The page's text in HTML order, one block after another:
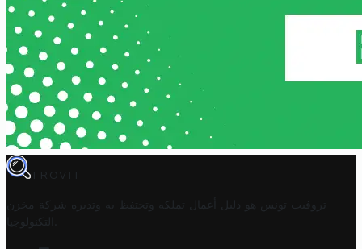
TROVIT
تروفيت تونس هو دليل أعمال تملكه وتحتفظ به وتديره
شركة مخزن
التكنولوجيا